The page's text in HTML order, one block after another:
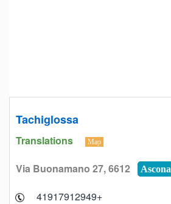
Tachiglossa
Translations Map
Via Buonamano 27, 6612 Ascona
+41917912949